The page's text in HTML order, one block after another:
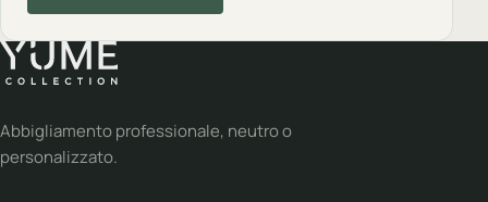
Abbigliamento professionale, neutro o
personalizzato.